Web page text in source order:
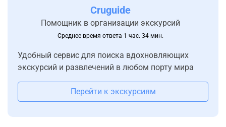
Cruguide
Помощник в организации экскурсий
Среднее время ответа 1 час. 34 мин.
Удобный сервис для поиска вдохновляющих
экскурсий и развлечений в любом порту мира
Перейти к экскурсиям